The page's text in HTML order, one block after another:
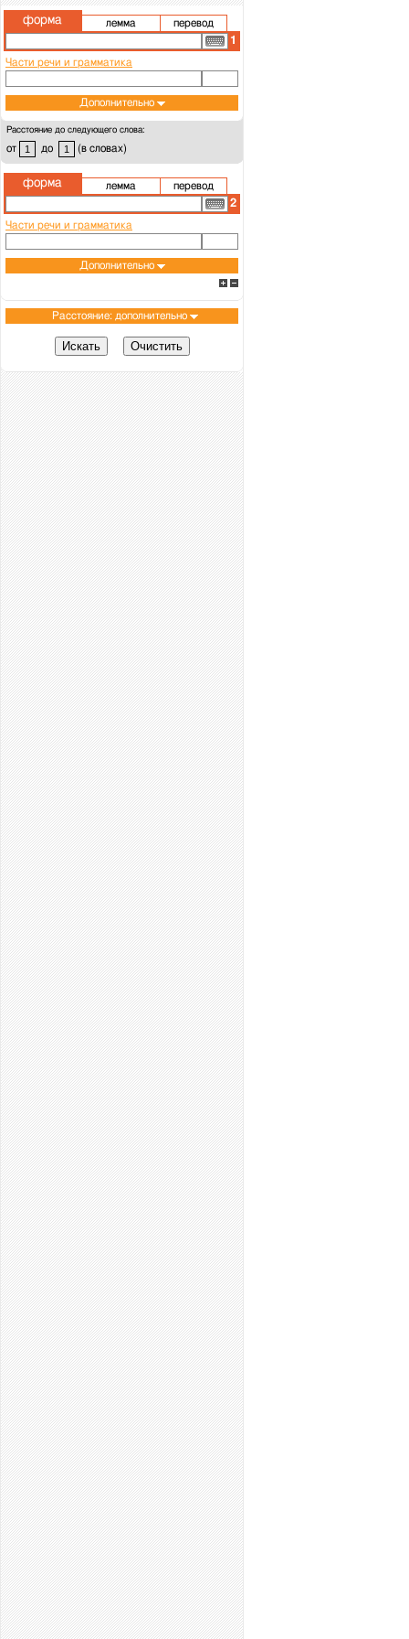
форма лемма перевод
1
Части речи и грамматика
Дополнительно
Расстояние до следующего слова:
от до (в словах)
форма лемма перевод
2
Части речи и грамматика
Дополнительно
Расстояние: дополнительно